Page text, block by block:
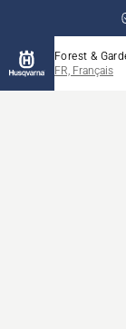
Forest &
FR, Français